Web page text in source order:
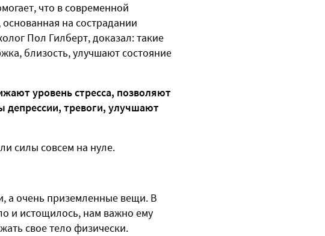
что в современной
на сострадании
Пол Гилберт, доказал: такие
близость, улучшают состояние
уровень стресса, позволяют
депрессии, тревоги, улучшают
силы совсем на нуле.
а очень приземленные вещи. В
и истощилось, нам важно ему
свое тело физически.